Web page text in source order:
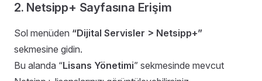
2. Netsipp+ Sayfasına Erişim
Sol menüden “Dijital Servisler > Netsipp+”
sekmesine gidin.
Bu alanda “Lisans Yönetimi” sekmesinde mevcut